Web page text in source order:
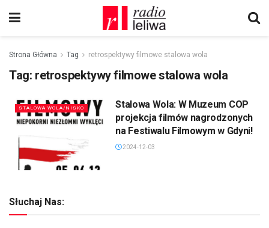
Strona Główna Tag retrospektywy filmowe stalowa wola
Tag: retrospektywy filmowe stalowa wola
STALOWA WOLA/NISKO
Stalowa Wola: W Muzeum COP
projekcja filmów nagrodzonych
na Festiwalu Filmowym w Gdyni!
2024-12-03
Słuchaj Nas: